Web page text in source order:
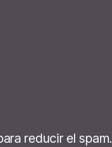
reducir el spam.